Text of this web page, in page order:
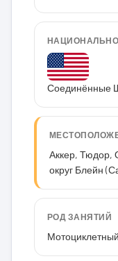
Соединённые
Аккер, Тюдор,
округ Блейн
РОД ЗАНЯТИЙ